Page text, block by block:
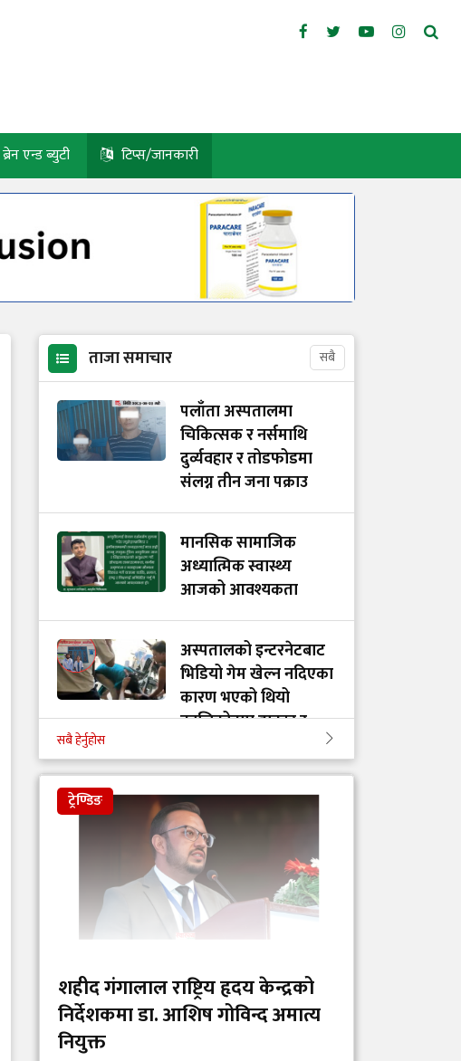
ब्रेन एन्ड ब्युटी टिप्स/जानकारी
ताजा समाचार सबै
पलाँता अस्पतालमा
चिकित्सक र नर्समाथि
दुर्व्यवहार र तोडफोडमा
संलग्न तीन जना पक्राउ
मानसिक सामाजिक
अध्यात्मिक स्वास्थ्य
आजको आवश्यकता
अस्पतालको इन्टरनेटबाट
भिडियो गेम खेल्न नदिएका
कारण भएको थियो
कालिकोटमा डाक्टर र
डाक्टर बाबु-छोराको आदर्श
र कर्पोरेट स्वार्थ देखाउने
फिल्म ‘अरमान’ (युट्युब
लिंकसहित)
औषधिको गुणस्तरदेखि
प्रदेशस्तरीय संरचना बिना
प्रभावकारी नियमन
असम्भव
सबै हेर्नुहोस
ट्रेण्डिङ
शहीद गंगालाल राष्ट्रिय हृदय केन्द्रको
निर्देशकमा डा. आशिष गोविन्द अमात्य
नियुक्त